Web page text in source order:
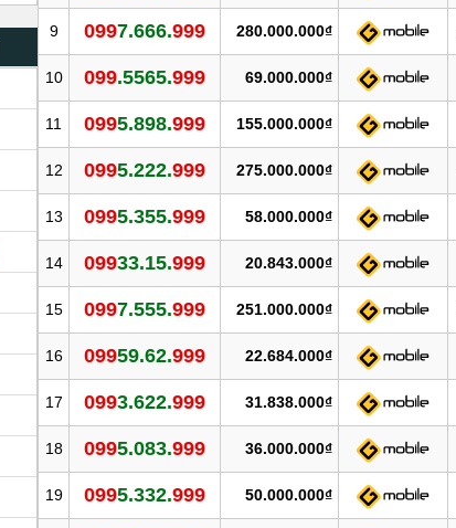
9 0997.666.999 280.000.000₫
10 099.5565.999 69.000.000₫
11 0995.898.999 155.000.000₫
12 0995.222.999 275.000.000₫
13 0995.355.999 58.000.000₫
14 09933.15.999 20.843.000₫
15 0997.555.999 251.000.000₫
16 09959.62.999 22.684.000₫
17 0993.622.999 31.838.000₫
18 0995.083.999 36.000.000₫
19 0995.332.999 50.000.000₫